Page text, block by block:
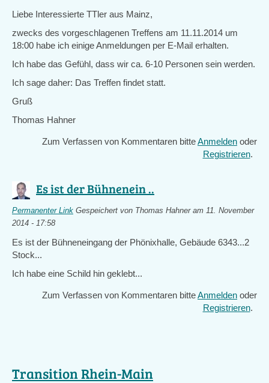
Liebe Interessierte TTler aus Mainz,
zwecks des vorgeschlagenen Treffens am 11.11.2014 um
18:00 habe ich einige Anmeldungen per E-Mail erhalten.
Ich habe das Gefühl, dass wir ca. 6-10 Personen sein werden.
Ich sage daher: Das Treffen findet statt.
Gruß
Thomas Hahner
Zum Verfassen von Kommentaren bitteAnmelden oder
Registrieren.
Es ist der Bühnenein ..
Permanenter Link Gespeichert von Thomas Hahneram 11. November
2014 - 17:58
Es ist der Bühneneingang der Phönixhalle, Gebäude 6343...2
Stock...
Ich habe eine Schild hin geklebt...
Zum Verfassen von Kommentaren bitteAnmelden oder
Registrieren.
Transition Rhein-Main